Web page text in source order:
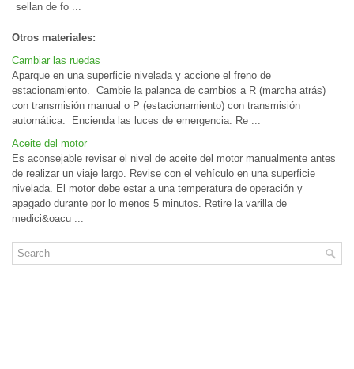
sellan de fo ...
Otros materiales:
Cambiar las ruedas
Aparque en una superficie nivelada y accione el freno de
estacionamiento. Cambie la palanca de cambios a R (marcha atrás)
con transmisión manual o P (estacionamiento) con transmisión
automática. Encienda las luces de emergencia. Re ...
Aceite del motor
Es aconsejable revisar el nivel de aceite del motor manualmente antes
de realizar un viaje largo. Revise con el vehículo en una superficie
nivelada. El motor debe estar a una temperatura de operación y
apagado durante por lo menos 5 minutos. Retire la varilla de
medici&oacu ...